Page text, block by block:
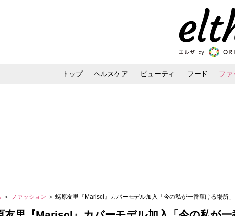
トップ ヘルスケア ビューティ フード ファ
＞ ファッション ＞ 蛯原友里『Marisol』カバーモデル加入「今の私が一番輝ける場所」